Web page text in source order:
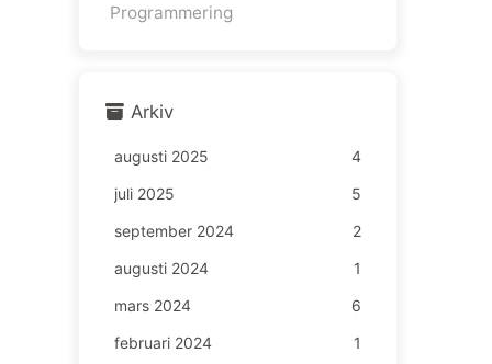
Programmering
Arkiv
augusti 2025
4
juli 2025
5
september 2024
2
augusti 2024
1
mars 2024
6
februari 2024
1